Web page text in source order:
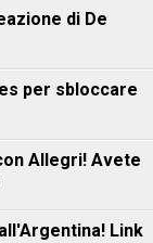
di De
per sbloccare
Allegri! Avete
Link